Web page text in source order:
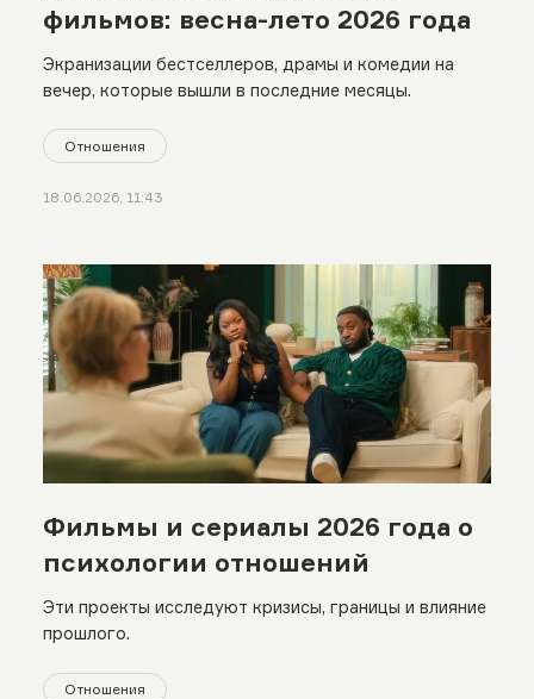
фильмов: весна-лето 2026 года
Экранизации бестселлеров, драмы и комедии на
вечер, которые вышли в последние месяцы.
Отношения
18.06.2026, 11:43
Фильмы и сериалы 2026 года о
психологии отношений
Эти проекты исследуют кризисы, границы и влияние
прошлого.
Отношения